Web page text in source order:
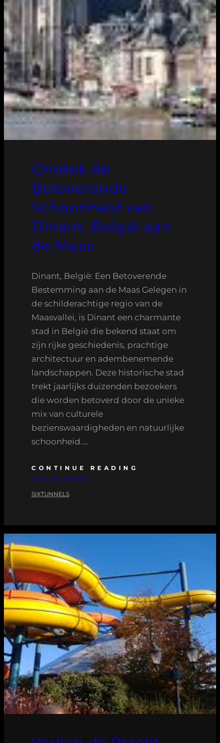
Ontdek de
Betoverende
Schoonheid van
Dinant, België aan
de Maas
Dinant, België: Een Betoverende
Bestemming aan de Maas Gelegen in
de schilderachtige regio van de
Maasvallei, is Dinant een charmante
stad in België die bekend staat om
zijn rijke geschiedenis, prachtige
architectuur en adembenemende
landschappen. Deze historische stad
trekt jaarlijks duizenden bezoekers
die worden betoverd door de unieke
mix van culturele
bezienswaardigheden en natuurlijke
schoonheid.…
CONTINUE READING
28 FEBRUARI 2025
SIXTUNNELS